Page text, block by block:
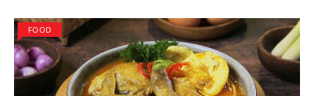
FOOD